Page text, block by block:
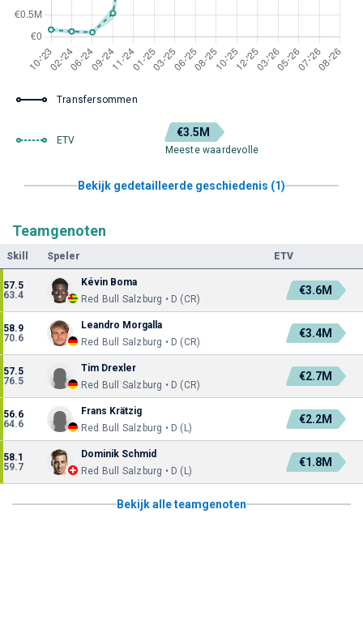
Transfersommen
ETV
€3.5M
Meeste waardevolle
Bekijk gedetailleerde geschiedenis (1)
Teamgenoten
Skill Speler ETV
57.5
63.4
Kévin Boma
Red Bull Salzburg • D (CR)
€3.6M
58.9
70.6
Leandro Morgalla
Red Bull Salzburg • D (CR)
€3.4M
57.5
76.5
Tim Drexler
Red Bull Salzburg • D (CR)
€2.7M
56.6
64.6
Frans Krätzig
Red Bull Salzburg • D (L)
€2.2M
58.1
59.7
Dominik Schmid
Red Bull Salzburg • D (L)
€1.8M
Bekijk alle teamgenoten